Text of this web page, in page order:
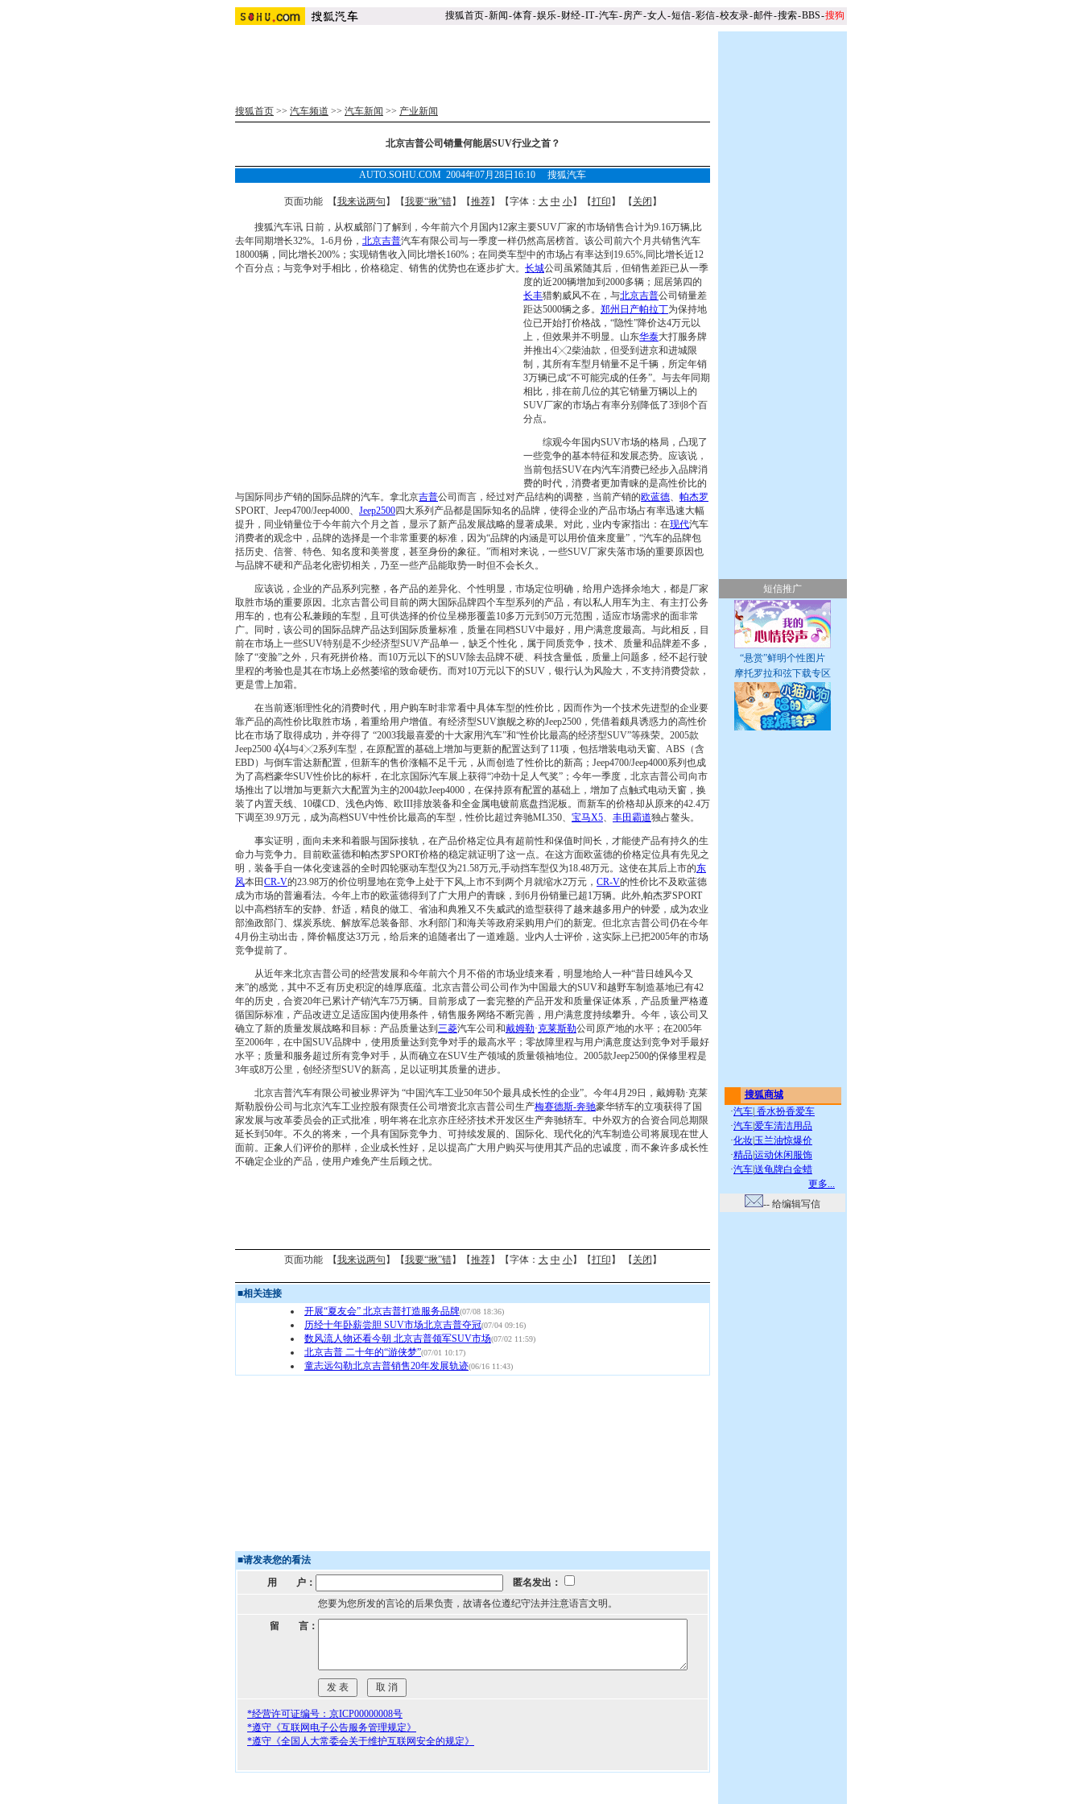
搜狐首页-新闻-体育-娱乐-财经-IT-汽车-房产-女人 -短信-彩信-校友录-邮件-搜索-BBS-搜狗
搜狐首页 >> 汽车频道 >> 汽车新闻 >> 产业新闻
北京吉普公司销量何能居SUV行业之首？
AUTO.SOHU.COM 2004年07月28日16:10 搜狐汽车
页面功能 【我来说两句 】【我要“揪”错】【推荐】【字体： 大 中 小】【打印 】 【 关闭 】
搜狐汽车讯 日前，从权威部门了解到，今年前六个月国内12家主要SUV厂家的市场销售合计为9.16万辆,比
去年同期增长32%。1-6月份， 北京吉普汽车有限公司与一季度一样仍然高居榜首。该公司前六个月共销售汽车
18000辆，同比增长200%；实现销售收入同比增长160%；在同类车型中的市场占有率达到19.65%,同比增长近12
个百分点；与竞争对手相比，价格稳定、销售的优势也在逐步扩大。 长城公司虽紧随其后，但销售差距已从一季
度的近200辆增加到2000多辆；屈居第四的
长丰猎豹威风不在，与北京吉普公司销量差
距达5000辆之多。 郑州日产帕拉丁为保持地
位已开始打价格战，“隐性”降价达4万元以
上，但效果并不明显。山东华泰大打服务牌
并推出4╳2柴油款，但受到进京和进城限
制，其所有车型月销量不足千辆，所定年销
3万辆已成“不可能完成的任务”。与去年同期
相比，排在前几位的其它销量万辆以上的
SUV厂家的市场占有率分别降低了3到8个百
分点。
综观今年国内SUV市场的格局，凸现了
一些竞争的基本特征和发展态势。应该说，
当前包括SUV在内汽车消费已经步入品牌消
费的时代，消费者更加青睐的是高性价比的
与国际同步产销的国际品牌的汽车。拿北京吉普公司而言，经过对产品结构的调整，当前产销的欧蓝德、 帕杰罗
SPORT、Jeep4700/Jeep4000、 Jeep2500四大系列产品都是国际知名的品牌，使得企业的产品市场占有率迅速大幅
提升，同业销量位于今年前六个月之首，显示了新产品发展战略的显著成果。对此，业内专家指出：在现代汽车
消费者的观念中，品牌的选择是一个非常重要的标准，因为“品牌的内涵是可以用价值来度量”，“汽车的品牌包
括历史、信誉、特色、知名度和美誉度，甚至身份的象征。”而相对来说，一些SUV厂家失落市场的重要原因也
与品牌不硬和产品老化密切相关，乃至一些产品能取势一时但不会长久。
应该说，企业的产品系列完整，各产品的差异化、个性明显，市场定位明确，给用户选择余地大，都是厂家
取胜市场的重要原因。北京吉普公司目前的两大国际品牌四个车型系列的产品，有以私人用车为主、有主打公务
用车的，也有公私兼顾的车型，且可供选择的价位呈梯形覆盖10多万元到50万元范围，适应市场需求的面非常
广。同时，该公司的国际品牌产品达到国际质量标准，质量在同档SUV中最好，用户满意度最高。与此相反，目
前在市场上一些SUV特别是不少经济型SUV产品单一，缺乏个性化，属于同质竞争，技术、质量和品牌差不多，
除了“变脸”之外，只有死拼价格。而10万元以下的SUV除去品牌不硬、科技含量低，质量上问题多，经不起行驶
里程的考验也是其在市场上必然萎缩的致命硬伤。而对10万元以下的SUV，银行认为风险大，不支持消费贷款，
更是雪上加霜。
在当前逐渐理性化的消费时代，用户购车时非常看中具体车型的性价比，因而作为一个技术先进型的企业要
靠产品的高性价比取胜市场，着重给用户增值。有经济型SUV旗舰之称的Jeep2500，凭借着颇具诱惑力的高性价
比在市场了取得成功，并夺得了 “2003我最喜爱的十大家用汽车”和“性价比最高的经济型SUV”等殊荣。2005款
Jeep2500 4╳4与4╳2系列车型，在原配置的基础上增加与更新的配置达到了11项，包括增装电动天窗、ABS（含
EBD）与倒车雷达新配置，但新车的售价涨幅不足千元，从而创造了性价比的新高；Jeep4700/Jeep4000系列也成
为了高档豪华SUV性价比的标杆，在北京国际汽车展上获得“冲劲十足人气奖”；今年一季度，北京吉普公司向市
场推出了以增加与更新六大配置为主的2004款Jeep4000，在保持原有配置的基础上，增加了点触式电动天窗，换
装了内置天线、10碟CD、浅色内饰、欧III排放装备和全金属电镀前底盘挡泥板。而新车的价格却从原来的42.4万
下调至39.9万元，成为高档SUV中性价比最高的车型，性价比超过奔驰ML350、 宝马X5、 丰田霸道独占鳌头。
事实证明，面向未来和着眼与国际接轨，在产品价格定位具有超前性和保值时间长，才能使产品有持久的生
命力与竞争力。目前欧蓝德和帕杰罗SPORT价格的稳定就证明了这一点。在这方面欧蓝德的价格定位具有先见之
明，装备手自一体化变速器的全时四轮驱动车型仅为21.58万元,手动挡车型仅为18.48万元。这使在其后上市的东
风本田CR-V的23.98万的价位明显地在竞争上处于下风,上市不到两个月就缩水2万元， CR-V的性价比不及欧蓝德
成为市场的普遍看法。今年上市的欧蓝德得到了广大用户的青睐，到6月份销量已超1万辆。此外,帕杰罗SPORT
以中高档轿车的安静、舒适，精良的做工、省油和典雅又不失威武的造型获得了越来越多用户的钟爱，成为农业
部渔政部门、煤炭系统、解放军总装备部、水利部门和海关等政府采购用户们的新宠。但北京吉普公司仍在今年
4月份主动出击，降价幅度达3万元，给后来的追随者出了一道难题。业内人士评价，这实际上已把2005年的市场
竞争提前了。
从近年来北京吉普公司的经营发展和今年前六个月不俗的市场业绩来看，明显地给人一种“昔日雄风今又
来”的感觉，其中不乏有历史积淀的雄厚底蕴。北京吉普公司公司作为中国最大的SUV和越野车制造基地已有42
年的历史，合资20年已累计产销汽车75万辆。目前形成了一套完整的产品开发和质量保证体系，产品质量严格遵
循国际标准，产品改进立足适应国内使用条件，销售服务网络不断完善，用户满意度持续攀升。今年，该公司又
确立了新的质量发展战略和目标：产品质量达到 三菱汽车公司和戴姆勒·克莱斯勒公司原产地的水平；在2005年
至2006年，在中国SUV品牌中，使用质量达到竞争对手的最高水平；零故障里程与用户满意度达到竞争对手最好
水平；质量和服务超过所有竞争对手，从而确立在SUV生产领域的质量领袖地位。2005款Jeep2500的保修里程是
3年或8万公里，创经济型SUV的新高，足以证明其质量的进步。
北京吉普汽车有限公司被业界评为 “中国汽车工业50年50个最具成长性的企业”。今年4月29日，戴姆勒·克莱
斯勒股份公司与北京汽车工业控股有限责任公司增资北京吉普公司生产梅赛德斯-奔驰豪华轿车的立项获得了国
家发展与改革委员会的正式批准，明年将在北京亦庄经济技术开发区生产奔驰轿车。中外双方的合资合同总期限
延长到50年。不久的将来，一个具有国际竞争力、可持续发展的、国际化、现代化的汽车制造公司将展现在世人
面前。正象人们评价的那样，企业成长性好，足以提高广大用户购买与使用其产品的忠诚度，而不象许多成长性
不确定企业的产品，使用户难免产生后顾之忧。
页面功能 【我来说两句 】【我要“揪”错】【推荐】【字体： 大 中 小】【打印 】 【 关闭 】
■相关连接
开展“夏友会” 北京吉普打造服务品牌(07/08 18:36)
历经十年卧薪尝胆 SUV市场北京吉普夺冠(07/04 09:16)
数风流人物还看今朝 北京吉普领军SUV市场(07/02 11:59)
北京吉普 二十年的“游侠梦”(07/01 10:17)
童志远勾勒北京吉普销售20年发展轨迹(06/16 11:43)
■请发表您的看法
用 户：
匿名发出：
您要为您所发的言论的后果负责，故请各位遵纪守法并注意语言文明。
留 言：
*经营许可证编号：京ICP00000008号
*遵守《互联网电子公告服务管理规定》
*遵守《全国人大常委会关于维护互联网安全的规定》
短信推广
“悬赏”鲜明个性图片
摩托罗拉和弦下载专区
搜狐商城
·汽车 香水扮香爱车
·汽车爱车清洁用品
·化妆 玉兰油惊爆价
·精品运动休闲服饰
·汽车送龟牌白金蜡
更多...
-- 给编辑写信